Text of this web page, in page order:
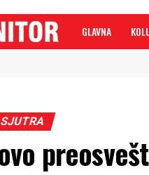
GLAVNA